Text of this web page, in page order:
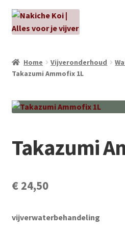
Ga
door
Ga
naar
Kabouters
Algenbehandeling
Aansluitmateriaal
Pakketten
Home Vijveronderhoud
Takazumi Ammofix 1L
Takazumi
€24,50
vijverwaterbehandeling